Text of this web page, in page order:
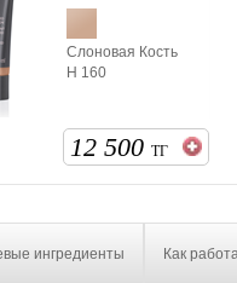
Слоновая Кость
Н 160
12 500 ТГ
ингредиенты Как